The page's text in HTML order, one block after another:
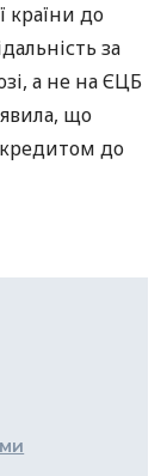
країни до
за
а не на ЄЦБ
що
до